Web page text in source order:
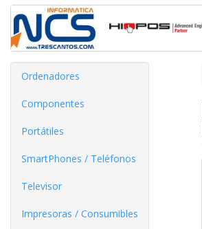
Ordenadores
Componentes
Portátiles
SmartPhones / Teléfonos
Televisor
Impresoras / Consumibles